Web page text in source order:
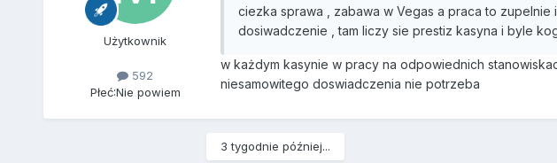
Użytkownik
592
Płeć:Nie powiem
ciezka sprawa , zabawa w Vegas a praca to
dosiwadczenie , tam liczy sie prestiz kasyna i byle
w każdym kasynie w pracy na odpowiednich
niesamowitego doswiadczenia nie potrzeba
3 tygodnie później...